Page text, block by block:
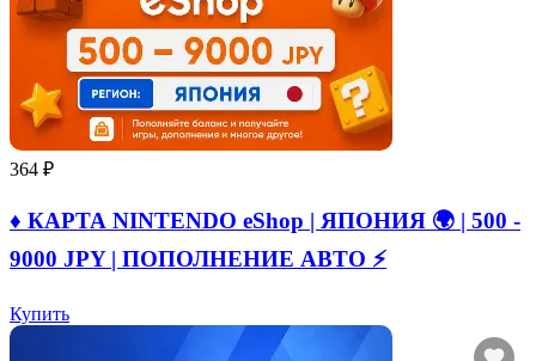
364 ₽
♦️ КАРТА NINTENDO eShop | ЯПОНИЯ 🌍 | 500 -
9000 JPY | ПОПОЛНЕНИЕ АВТО ⚡
Купить